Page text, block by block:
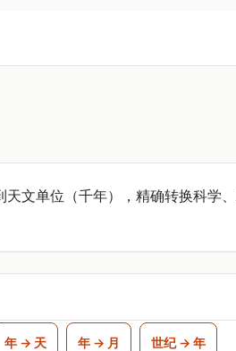
文单位（千年），精确转换科学
年 → 天 年 → 月 世纪 → 年